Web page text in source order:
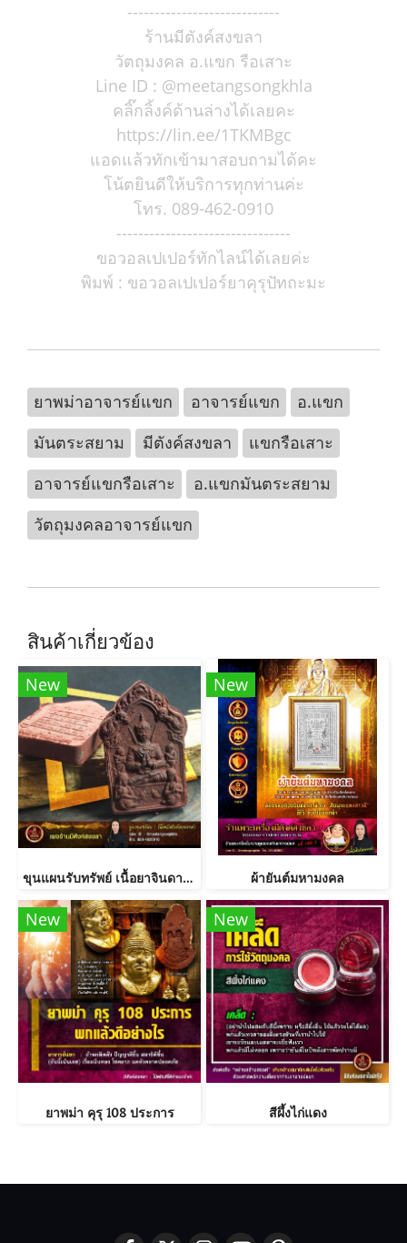
----------------------------
ร้านมีตังค์สงขลา
วัตถุมงคล อ.แขก รือเสาะ
Line ID : @meetangsongkhla
คลิ๊กลิ้งค์ด้านล่างได้เลยคะ
https://lin.ee/1TKMBgc
แอดแล้วทักเข้ามาสอบถามได้คะ
โน้ตยินดีให้บริการทุกท่านค่ะ
โทร. 089-462-0910
--------------------------------
ขอวอลเปเปอร์ทักไลน์ได้เลยค่ะ
พิมพ์ : ขอวอลเปเปอร์ยาคุรุปัทถะมะ
ยาพม่าอาจารย์แขก อาจารย์แขก
อ.แขก
มันตระสยาม
มีตังค์สงขลา
แขกรือเสาะ
อาจารย์แขกรือเสาะ
อ.แขกมันตระสยาม
วัตถุมงคลอาจารย์แขก
สินค้าเกี่ยวข้อง
New
ขุนแผนรับทรัพย์ เนื้อยาจินดามณี พิมพ์ใหญ่
New
ผ้ายันต์มหามงคล
New
ยาพม่า คุรุ 108 ประการ
New
สีผึ้งไก่แดง